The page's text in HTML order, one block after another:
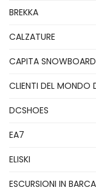
BREKKA
CALZATURE
CAPITA SNOWBOARD
CLIENTI DEL MONDO
DCSHOES
EA7
ELISKI
ESCURSIONI IN